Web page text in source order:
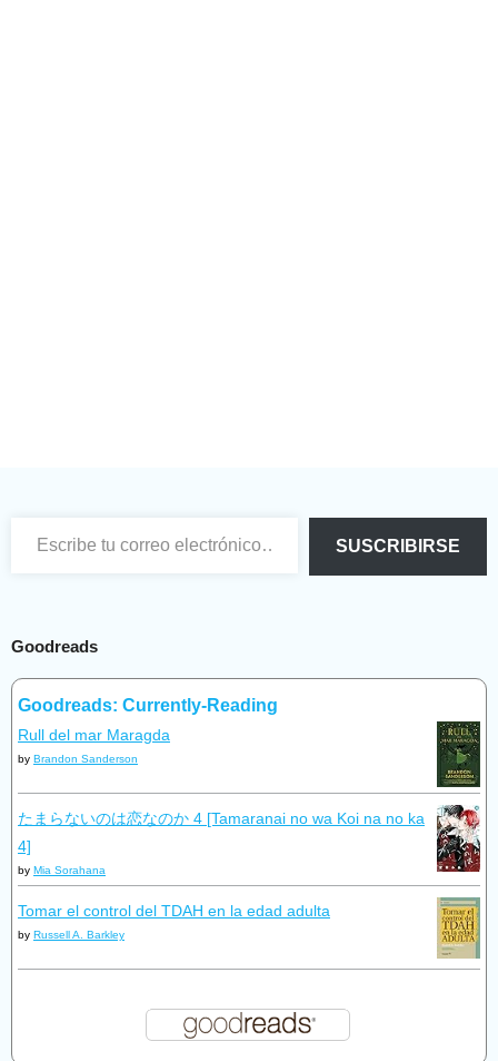
SUSCRIBIRSE
Goodreads
Goodreads: Currently-Reading
Rull del mar Maragda
by Brandon Sanderson
たまらないのは恋なのか 4 [Tamaranai no wa Koi na no ka
4]
by Mia Sorahana
Tomar el control del TDAH en la edad adulta
by Russell A. Barkley